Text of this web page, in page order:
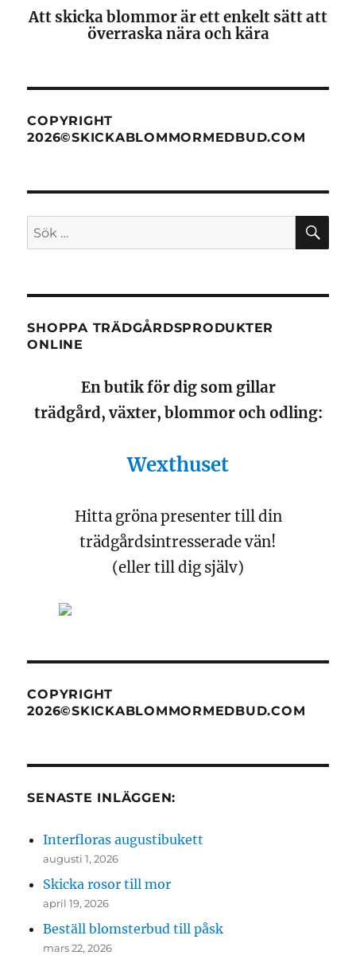
Att skicka blommor är ett enkelt sätt att
överraska nära och kära
COPYRIGHT
2026©SKICKABLOMMORMEDBUD.COM
Sök
efter:
SHOPPA TRÄDGÅRDSPRODUKTER
ONLINE
En butik för dig som gillar
trädgård, växter, blommor och odling:
Wexthuset
Hitta gröna presenter till din
trädgårdsintresserade vän!
(eller till dig själv)
COPYRIGHT
2026©SKICKABLOMMORMEDBUD.COM
SENASTE INLÄGGEN:
Interfloras augustibukett
augusti 1, 2026
Skicka rosor till mor
april 19, 2026
Beställ blomsterbud till påsk
mars 22, 2026